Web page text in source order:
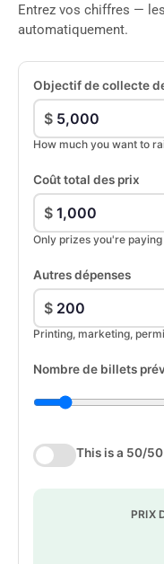
Entrez vos chiffres —
automatiquement.
Objectif de collecte
$
How much you want to
Coût total des prix
$
Only prizes you're
Autres dépenses
$
Printing, marketing,
Nombre de billets
This is a 50/
PRIX